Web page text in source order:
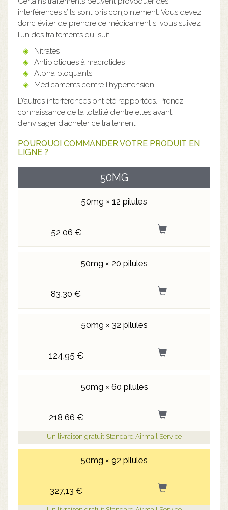
interférences s’ils sont pris conjointement. Vous devez
donc éviter de prendre ce médicament si vous suivez
l’un des traitements qui suit :
Nitrates
Antibiotiques à macrolides
Alpha bloquants
Médicaments contre l’hypertension.
D’autres interférences ont été rapportées. Prenez
connaissance de la totalité d’entre elles avant
d’envisager d’acheter ce traitement.
POURQUOI COMMANDER VOTRE PRODUIT EN
LIGNE ?
50MG
50mg × 12 pilules
52,06 €
50mg × 20 pilules
83,30 €
50mg × 32 pilules
124,95 €
50mg × 60 pilules
218,66 €
Un livraison gratuit Standard Airmail Service
50mg × 92 pilules
327,13 €